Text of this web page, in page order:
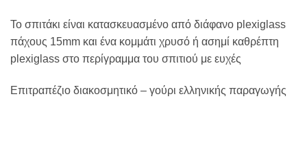
Το σπιτάκι είναι κατασκευασμένο από διάφανο plexiglass
πάχους 15mm και ένα κομμάτι χρυσό ή ασημί καθρέπτη
plexiglass στο περίγραμμα του σπιτιού με ευχές
Επιτραπέζιο διακοσμητικό – γούρι ελληνικής παραγωγής